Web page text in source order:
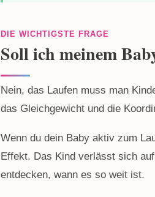
DIE WICHTIGSTE FRAGE
Soll ich meinem
Nein, das Laufen muss man
das Gleichgewicht und die
Wenn du dein Baby aktiv zum
Effekt. Das Kind verlässt sich
entdecken, wann es so weit ist.